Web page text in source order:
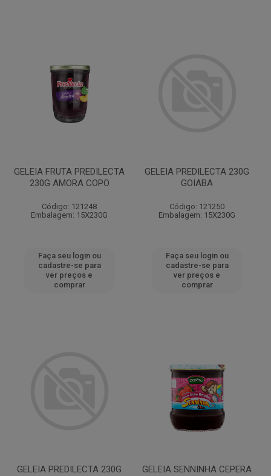
GELEIA FRUTA PREDILECTA
230G AMORA COPO
Código: 121248
Embalagem: 15X230G
Faça seu login ou
cadastre-se para
ver preços e
comprar
GELEIA PREDILECTA 230G
GOIABA
Código: 121250
Embalagem: 15X230G
Faça seu login ou
cadastre-se para
ver preços e
comprar
GELEIA PREDILECTA 230G
GELEIA SENNINHA CEPERA